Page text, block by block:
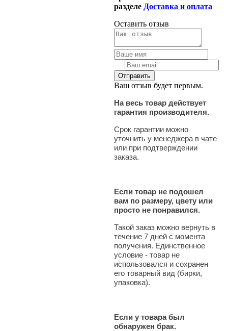
разделе Доставка и оплата
Оставить отзыв
Ваш отзыв будет первым.
На весь товар действует
гарантия производителя.
Срок гарантии можно
уточнить у менеджера в чате
или при подтверждении
заказа.
Если товар не подошел
вам по размеру, цвету или
просто не понравился.
Такой заказ можно вернуть в
течение 7 дней с момента
получения. Единственное
условие - товар не
использовался и сохранен
его товарный вид (бирки,
упаковка).
Если у товара был
обнаружен брак.